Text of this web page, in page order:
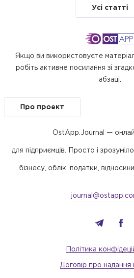
Усі статті
Якщо ви використовуєте
робіть активне посилання зі
абзаці.
Про проект
OstApp.Journal —
для підприємців. Просто і
бізнесу, облік, податки,
Політика
Договір про надання